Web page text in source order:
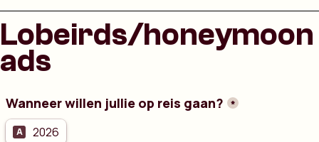
Lobeirds/honeymoon
ads